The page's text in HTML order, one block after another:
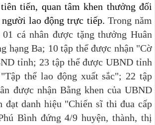
tiến, quan tâm khen thưởng đối
lao động trực tiếp. Trong năm
01 cá nhân được tặng thưởng Huân
hạng Ba; 10 tập thể được nhận "Cờ
tỉnh; 23 tập thể được UBND tỉnh
thể lao động xuất sắc"; 22 tập
được nhận Bằng khen của UBND
đạt danh hiệu "Chiến sĩ thi đua cấp
Bình đứng 4/9 huyện, thành, thị